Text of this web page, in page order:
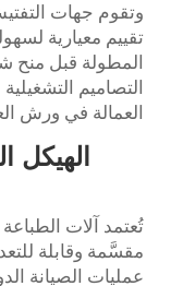
وتقوم جهات
تقييم معيارية
المطولة قبل منح
التصاميم
العمالة في ورش
تُعتمد آلات
مقسَّمة وقابلة
عمليات الصيانة